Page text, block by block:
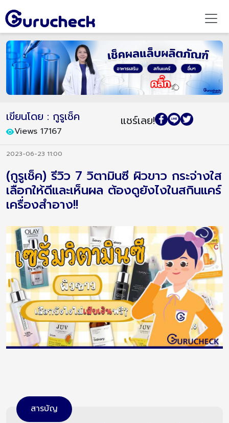
เขียนโดย : กูรูเช็ค
Views 17167
แชร์เลย!
2023-06-23 11:00
(กูรูเช็ค) รีวิว 7 วิตามินซี ผิวขาว กระจ่างใส
เลือกให้ดีและเห็นผล ต้องดูยังไงในสกินแคร์
เครื่องสำอาง!!
สารบัญ